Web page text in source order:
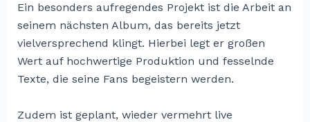
Ein besonders aufregendes Projekt ist die Arbeit an
seinem nächsten Album, das bereits jetzt
vielversprechend klingt. Hierbei legt er großen
Wert auf hochwertige Produktion und fesselnde
Texte, die seine Fans begeistern werden.
Zudem ist geplant, wieder vermehrt live